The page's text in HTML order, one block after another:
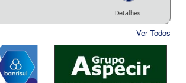
Detalhes
Ver Todos